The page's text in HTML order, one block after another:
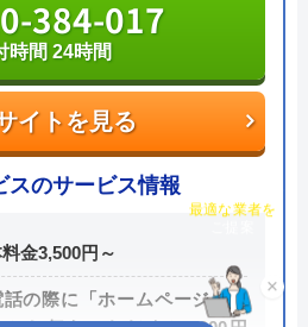
。トラブル別の作業料金表が
レのつまり・水漏れは、作業
もらえます。また、トイレの
頼することができます。
イトを見る
48-8919
イトを見る
384-017
時間 24時間
スのサービス情報
金3,500円～
話の際に「ホームページを見
×
最適な業者を
ご提案